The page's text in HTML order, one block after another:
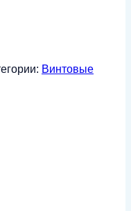
Винтовые